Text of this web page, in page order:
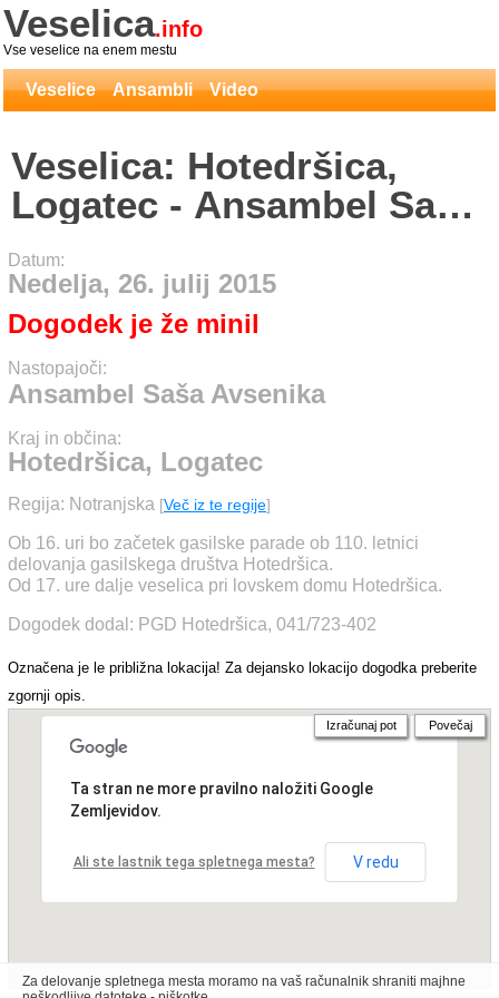
Veselica.info
Vse veselice na enem mestu
Veselice Ansambli Video
Veselica: Hotedršica,
Logatec - Ansambel Saša
Avsenika
Datum:
Nedelja, 26. julij 2015
Dogodek je že minil
Nastopajoči:
Ansambel Saša Avsenika
Kraj in občina:
Hotedršica, Logatec
Regija: Notranjska [Več iz te regije]
Ob 16. uri bo začetek gasilske parade ob 110. letnici
delovanja gasilskega društva Hotedršica.
Od 17. ure dalje veselica pri lovskem domu Hotedršica.
Dogodek dodal: PGD Hotedršica, 041/723-402
Označena je le približna lokacija! Za dejansko lokacijo dogodka preberite
zgornji opis.
Ta stran ne more pravilno naložiti Google
Zemljevidov.
Ali ste lastnik tega spletnega mesta? V redu
Izračunaj pot Povečaj
Za delovanje spletnega mesta moramo na vaš računalnik shraniti majhne